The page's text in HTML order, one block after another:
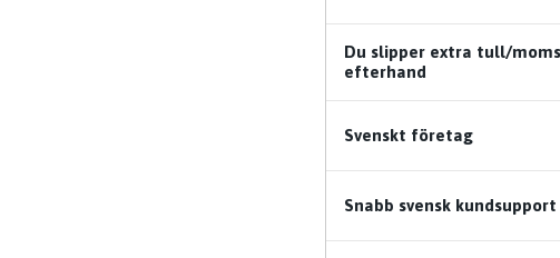
Du slipper extra tull/
efterhand
Svenskt företag
Snabb svensk kundsupport